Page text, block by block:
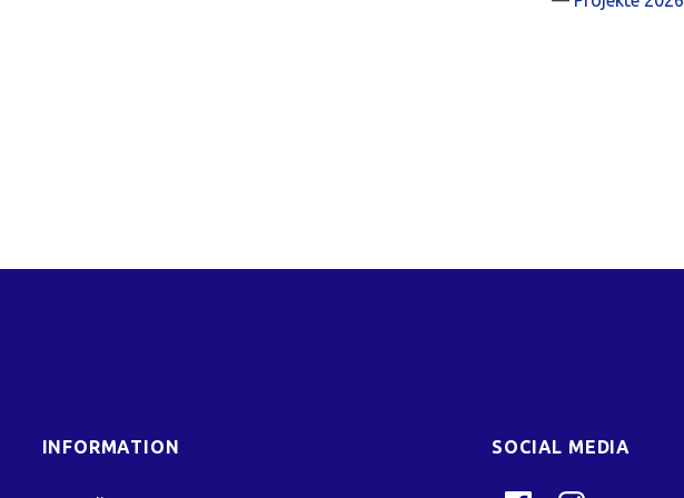
INFORMATION
SOCIAL MEDIA